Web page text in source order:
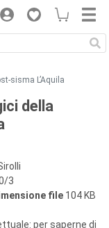
sisma L’Aquila
della
3
file 104 KB
per saperne di